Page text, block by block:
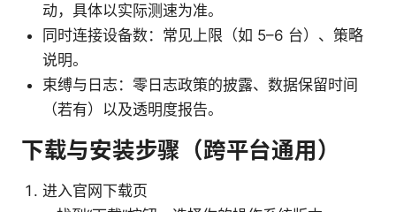
动，具体以实际测速为准。
同时连接设备数：常见上限（如 5–6 台）、策略
说明。
束缚与日志：零日志政策的披露、数据保留时间
（若有）以及透明度报告。
下载与安装步骤（跨平台通用）
进入官网下载页